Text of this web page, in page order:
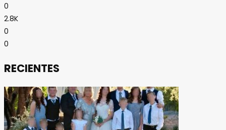
0
2.8K
0
0
RECIENTES